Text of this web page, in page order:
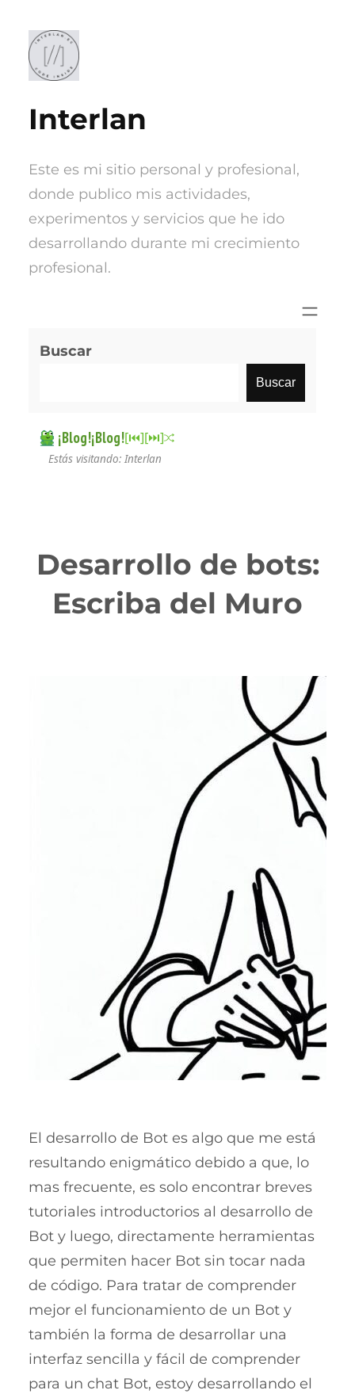
contenido
Interlan
Este es mi sitio personal y profesional,
donde publico mis actividades,
experimentos y servicios que he ido
desarrollando durante mi crecimiento
profesional.
Buscar
Buscar
¡Blog!¡Blog![⏮︎][⏭︎]
Estás visitando: Interlan
Desarrollo de bots:
Escriba del Muro
El desarrollo de Bot es algo que me está
resultando enigmático debido a que, lo
mas frecuente, es solo encontrar breves
tutoriales introductorios al desarrollo de
Bot y luego, directamente herramientas
que permiten hacer Bot sin tocar nada
de código. Para tratar de comprender
mejor el funcionamiento de un Bot y
también la forma de desarrollar una
interfaz sencilla y fácil de comprender
para un chat Bot, estoy desarrollando el